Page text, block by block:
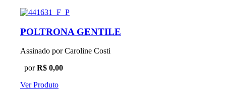
POLTRONA GENTILE
Assinado por Caroline Costi
porR$ 0,00
Ver Produto